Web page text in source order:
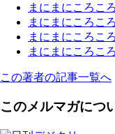
まにまにころこ
まにまにころこ
まにまにころこ
まにまにころこ
この著者の記事一覧へ
このメルマガにつ